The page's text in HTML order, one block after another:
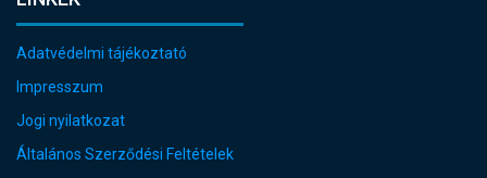
Adatvédelmi tájékoztató
Impresszum
Jogi nyilatkozat
Általános Szerződési Feltételek